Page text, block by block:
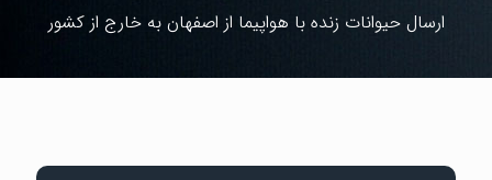
ارسال حیوانات زنده با هواپیما از اصفهان به خارج از کشور